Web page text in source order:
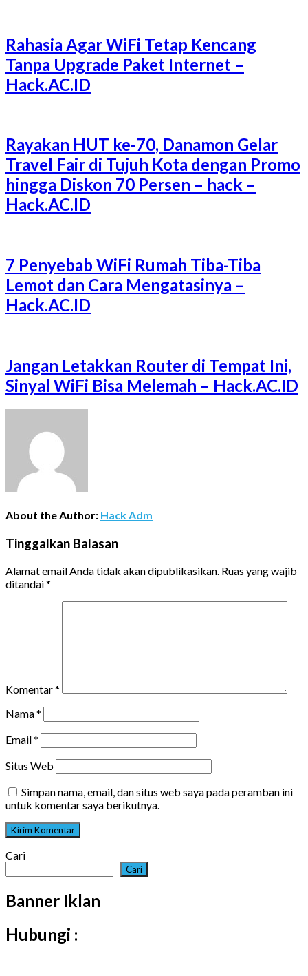
Rahasia Agar WiFi Tetap Kencang
Tanpa Upgrade Paket Internet –
Hack.AC.ID
Rayakan HUT ke-70, Danamon Gelar
Travel Fair di Tujuh Kota dengan Promo
hingga Diskon 70 Persen – hack –
Hack.AC.ID
7 Penyebab WiFi Rumah Tiba-Tiba
Lemot dan Cara Mengatasinya –
Hack.AC.ID
Jangan Letakkan Router di Tempat Ini,
Sinyal WiFi Bisa Melemah – Hack.AC.ID
About the Author: Hack Adm
Tinggalkan Balasan
Alamat email Anda tidak akan dipublikasikan. Ruas yang wajib
ditandai*
Komentar*
Nama*
Email*
Situs Web
Simpan nama, email, dan situs web saya pada peramban ini
untuk komentar saya berikutnya.
Cari
Cari
Banner Iklan
Hubungi :